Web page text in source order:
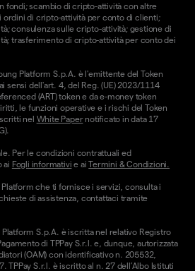
fondi; scambio di cripto-attività con altre
ordini di cripto-attività per conto di clienti;
consulenza sulle cripto-attività; gestione di
trasferimento di cripto-attività per conto dei
Platform S.p.A. è l'emittente del Token
sensi dell'art. 4, del Reg. (UE) 2023/1114
(ART) token e da e-money token
le funzioni operative e i rischi del Token
nel White Papernotificato in data 17
Per le condizioni contrattuali ed
ai Fogli informativi e aiTermini & Condizioni.
che ti fornisce i servizi, consulta i
di assistenza, contattaci tramite
S.p.A. è iscritta nel relativo Registro
di TPPay S.r.l. e, dunque, autorizzata
(OAM) con identificativo n. 205532,
TPPay S.r.l. è iscritto al n. 27 dell’Albo Istituti